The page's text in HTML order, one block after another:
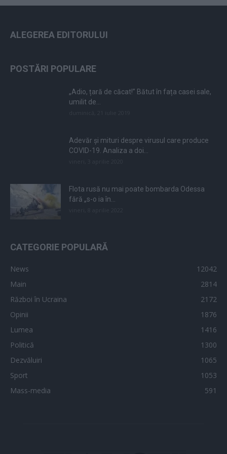
ALEGEREA EDITORULUI
POSTĂRI POPULARE
„Adio, țară de căcat!” Bătut în fața casei sale,
umilit de...
Adevăr și mituri despre virusul care produce
COVID-19. Analiza a doi...
Flota rusă nu mai poate bombarda Odessa
fără „s-o ia în...
CATEGORIE POPULARĂ
News
12042
Main
2814
Război în Ucraina
2172
Opinii
1876
Lumea
1416
Politică
1300
Dezvăluiri
1065
Sport
1053
Mass-media
591